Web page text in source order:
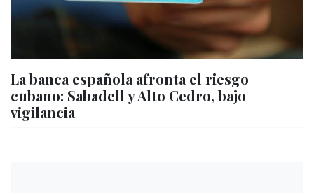
La banca española afronta el riesgo
cubano: Sabadell y Alto Cedro, bajo
vigilancia